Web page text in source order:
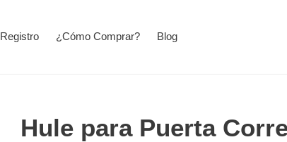
Registro ¿Cómo Comprar? Blog
Hule para Puerta